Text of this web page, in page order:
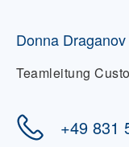
Donna Draganov
Teamleitung
+49 831